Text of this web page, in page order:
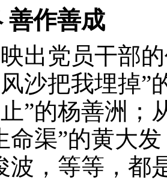
善作善成
出党员干部
沙把我埋掉”
”的杨善洲；
命渠”的黄大
波，等等，都